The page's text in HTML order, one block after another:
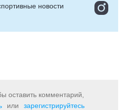
новости
оставить комментарий,
или зарегистрируйтесь